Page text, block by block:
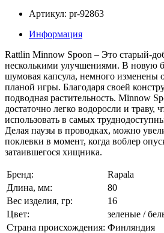
Артикул: pr-92863
Информация
Rattlin Minnow Spoon – Это старый-
несколькими улучшениями. В новую
шумовая капсула, немного изменены
планой игры. Благодаря своей
подводная растительность. Minnow
достаточно легко водоросли и траву,
использовать в самых
Делая паузы в проводках, можно
поклевки в момент, когда воблер
затаившегося хищника.
Бренд:
Rapala
Длина, мм:
80
Вес изделия, гр:
16
Цвет:
зеленые /
Страна происхождения: Финляндия